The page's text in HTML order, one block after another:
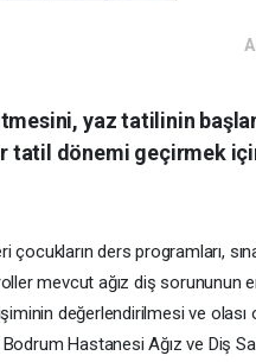
yaz tatilinin
dönemi geçirmek
ders programları,
mevcut ağız diş sorununun
değerlendirilmesi ve
Hastanesi Ağız ve Diş